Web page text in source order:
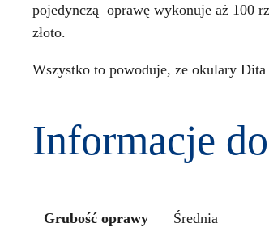
pojedynczą oprawę wykonuje aż 100
złoto.
Wszystko to powoduje, ze okulary
Informacje
Grubość oprawy Średnia